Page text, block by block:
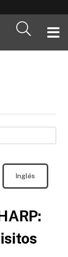
Inglés